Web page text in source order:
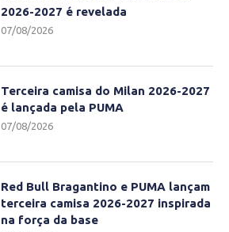
2026-2027 é revelada
07/08/2026
Terceira camisa do Milan 2026-2027
é lançada pela PUMA
07/08/2026
Red Bull Bragantino e PUMA lançam
terceira camisa 2026-2027 inspirada
na força da base